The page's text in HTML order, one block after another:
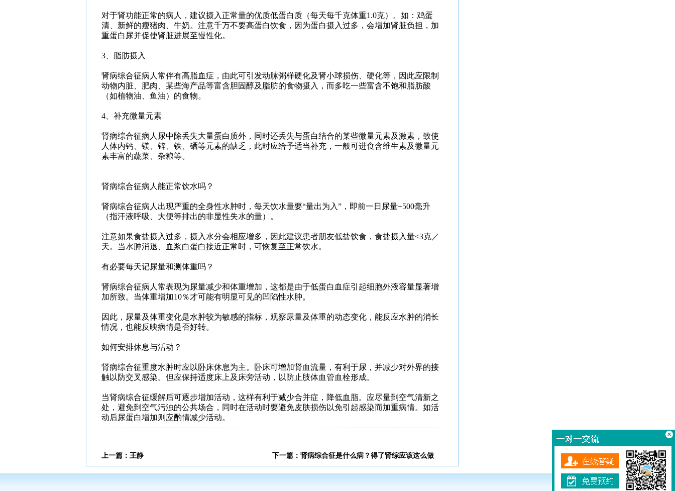
对于肾功能正常的病人，建议摄入正常量的优质低蛋白质（每天每千克体重1.0克）。如：鸡蛋
清、新鲜的瘦猪肉、牛奶。注意千万不要高蛋白饮食，因为蛋白摄入过多，会增加肾脏负担，加
重蛋白尿并促使肾脏进展至慢性化。
3、脂肪摄入
肾病综合征病人常伴有高脂血症，由此可引发动脉粥样硬化及肾小球损伤、硬化等，因此应限制
动物内脏、肥肉、某些海产品等富含胆固醇及脂肪的食物摄入，而多吃一些富含不饱和脂肪酸
（如植物油、鱼油）的食物。
4、补充微量元素
肾病综合征病人尿中除丢失大量蛋白质外，同时还丢失与蛋白结合的某些微量元素及激素，致使
人体内钙、镁、锌、铁、硒等元素的缺乏，此时应给予适当补充，一般可进食含维生素及微量元
素丰富的蔬菜、杂粮等。
肾病综合征病人能正常饮水吗？
肾病综合征病人出现严重的全身性水肿时，每天饮水量要“量出为入”，即前一日尿量+500毫升
（指汗液呼吸、大便等排出的非显性失水的量）。
注意如果食盐摄入过多，摄入水分会相应增多，因此建议患者朋友低盐饮食，食盐摄入量<3克／
天。当水肿消退、血浆白蛋白接近正常时，可恢复至正常饮水。
有必要每天记尿量和测体重吗？
肾病综合征病人常表现为尿量减少和体重增加，这都是由于低蛋白血症引起细胞外液容量显著增
加所致。当体重增加10％才可能有明显可见的凹陷性水肿。
因此，尿量及体重变化是水肿较为敏感的指标，观察尿量及体重的动态变化，能反应水肿的消长
情况，也能反映病情是否好转。
如何安排休息与活动？
肾病综合征重度水肿时应以卧床休息为主。卧床可增加肾血流量，有利于尿，并减少对外界的接
触以防交叉感染。但应保持适度床上及床旁活动，以防止肢体血管血栓形成。
当肾病综合征缓解后可逐步增加活动，这样有利于减少合并症，降低血脂。应尽量到空气清新之
处，避免到空气污浊的公共场合，同时在活动时要避免皮肤损伤以免引起感染而加重病情。如活
动后尿蛋白增加则应酌情减少活动。
上一篇： 王静 下一篇： 肾病综合征是什么病？得了肾综应该这么做